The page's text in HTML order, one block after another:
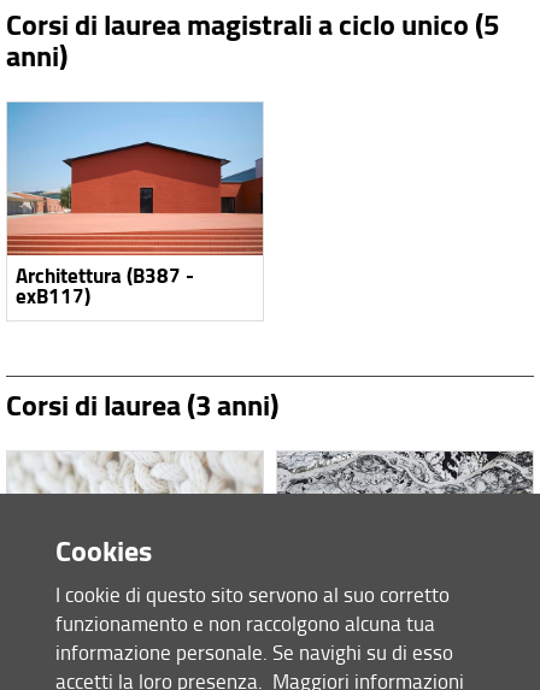
Corsi di laurea magistrali a ciclo unico (5
anni)
Architettura (B387 -
exB117)
Corsi di laurea (3 anni)
Design tessile e moda
(V404 - exB246)
Pianificazione della città,
del territorio e del
paesaggio (B317 -
Cookies
I cookie di questo sito servono al suo corretto
funzionamento e non raccolgono alcuna tua
informazione personale. Se navighi su di esso
accetti la loro presenza. Maggiori informazioni